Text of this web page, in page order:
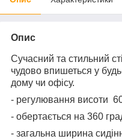
Опис
Сучасний та стильний
чудово впишеться у
дому чи офісу.
- регулювання висоти
- обертається на 360
- загальна ширина